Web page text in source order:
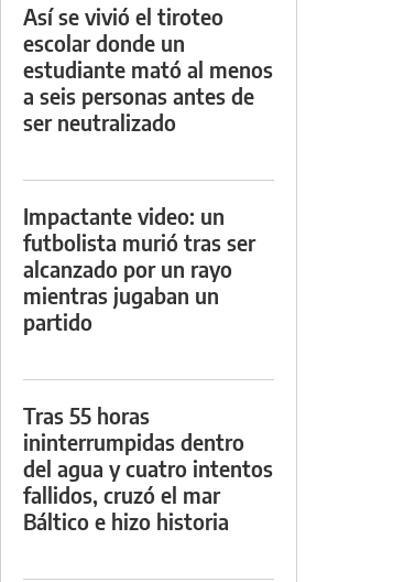
Así se vivió el tiroteo
escolar donde un
estudiante mató al menos
a seis personas antes de
ser neutralizado
Impactante video: un
futbolista murió tras ser
alcanzado por un rayo
mientras jugaban un
partido
Tras 55 horas
ininterrumpidas dentro
del agua y cuatro intentos
fallidos, cruzó el mar
Báltico e hizo historia